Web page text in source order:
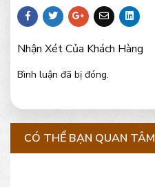
Nhận Xét Của Khách Hàng
Bình luận đã bị đóng.
CÓ THỂ BẠN QUAN TÂM